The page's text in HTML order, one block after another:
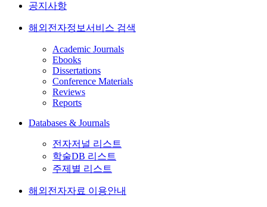
공지사항
해외전자정보서비스 검색
Academic Journals
Ebooks
Dissertations
Conference Materials
Reviews
Reports
Databases & Journals
전자저널 리스트
학술DB 리스트
주제별 리스트
해외전자자료 이용안내